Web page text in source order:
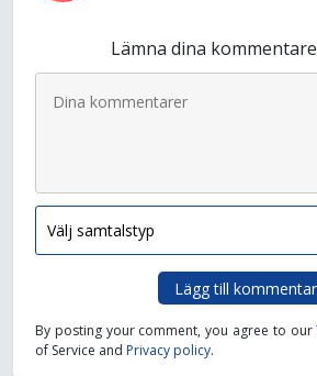
Lämna dina
Lägg till kommentar
By posting your comment, you agree to our
of Service and Privacy policy.